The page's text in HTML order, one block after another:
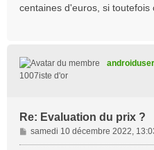
g
centaines d'euros, si
1007iste d'or
Re: Evaluation du prix ?
M
e
samedi 10 décembre 2022,